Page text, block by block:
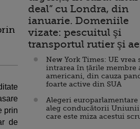
prin
de
deal” cu Londra, din
ianuarie. Domeniile
vizate: pescuitul şi
transportul rutier şi
New York Times: UE vrea
intrarea în țările membre
americani, din cauza
foarte active din SUA
Alegeri europarlamentare
aleg conducătorii Uniunii
care este miza acestui